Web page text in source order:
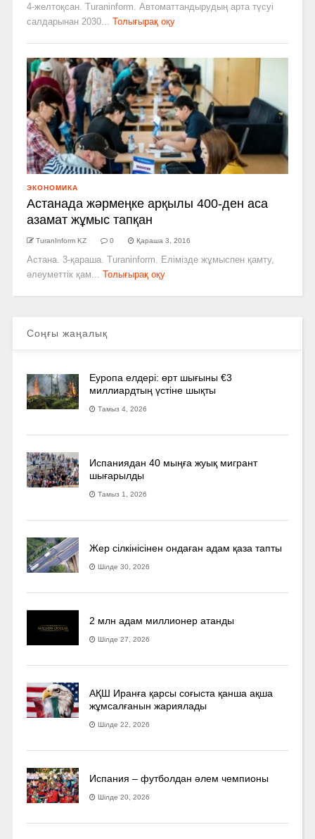
4-желтоқсан. Turaninform. Автоматтандырудың арта түсуі
салдарынан 2030...
Толығырақ оқу
ЭКОНОМИКА
Астанада жәрмеңке арқылы 400-ден аса
азамат жұмыс тапқан
TuranInform KZ 0 Қараша 3, 2016
Астана. 3-қараша. Turaninform. Елімізде жұмыспен қамту,
әлеуметтік қам...
Толығырақ оқу
Соңғы жаңалық
Еуропа елдері: өрт шығыны €3
миллиардтың үстіне шықты
Тамыз 4, 2026
Испаниядан 40 мыңға жуық мигрант
шығарылды
Тамыз 1, 2026
Жер сілкінісінен ондаған адам қаза тапты
Шілде 30, 2026
2 млн адам миллионер атанды
Шілде 27, 2026
АҚШ Иранға қарсы соғыста қанша ақша
жұмсалғанын жариялады
Шілде 22, 2026
Испания – футболдан әлем чемпионы
Шілде 20, 2026